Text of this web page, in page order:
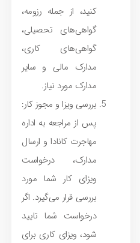
کنید، از جمله رزومه،
گواهی‌های تحصیلی،
گواهی‌های کاری،
مدارک مالی و سایر
مدارک مورد نیاز.
بررسی ویزا و مجوز کار:
پس از مراجعه به اداره
مهاجرت کانادا و ارسال
مدارک، درخواست
ویزای کار شما مورد
بررسی قرار می‌گیرد. اگر
درخواست شما تایید
شود، ویزای کاری برای